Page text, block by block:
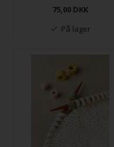
75,00 DKK
På lager